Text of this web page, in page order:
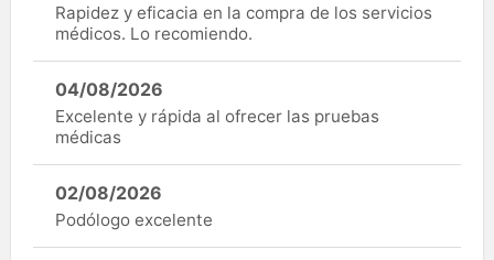
Rapidez y eficacia en la compra de los servicios
médicos. Lo recomiendo.
04/08/2026
Excelente y rápida al ofrecer las pruebas
médicas
02/08/2026
Podólogo excelente